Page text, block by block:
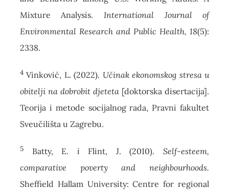
Mixture Analysis. International Journal of
Environmental Research and Public Health, 18(5):
2338.
4Vinković, L. (2022). Učinak ekonomskog stresa u
obitelji na dobrobit djeteta [doktorska disertacija].
Teorija i metode socijalnog rada, Pravni fakultet
Sveučilišta u Zagrebu.
5Batty, E. i Flint, J. (2010). Self-esteem,
comparative poverty and neighbourhoods.
Sheffield Hallam University: Centre for regional